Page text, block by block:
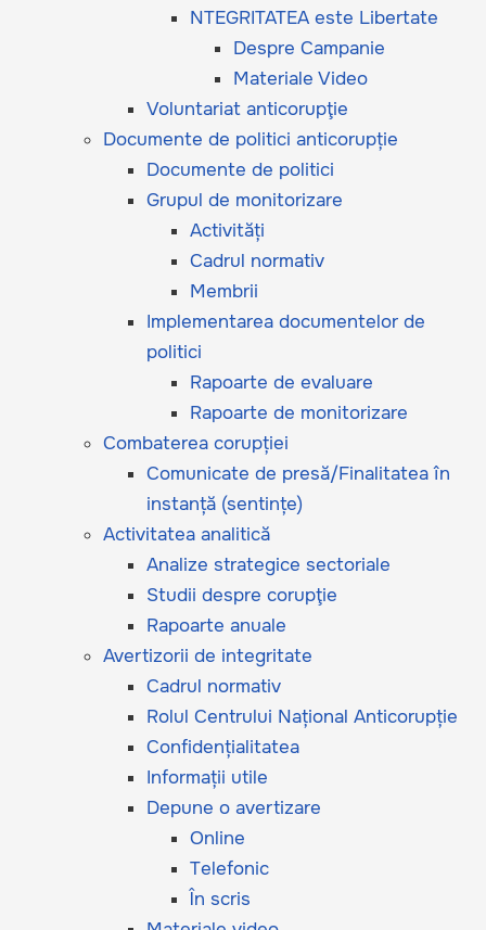
NTEGRITATEA este Libertate
Despre Campanie
Materiale Video
Voluntariat anticorupţie
Documente de politici anticorupție
Documente de politici
Grupul de monitorizare
Activități
Cadrul normativ
Membrii
Implementarea documentelor de
politici
Rapoarte de evaluare
Rapoarte de monitorizare
Combaterea corupției
Comunicate de presă/Finalitatea în
instanță (sentințe)
Activitatea analitică
Analize strategice sectoriale
Studii despre corupţie
Rapoarte anuale
Avertizorii de integritate
Cadrul normativ
Rolul Centrului Național Anticorupție
Confidențialitatea
Informații utile
Depune o avertizare
Online
Telefonic
În scris